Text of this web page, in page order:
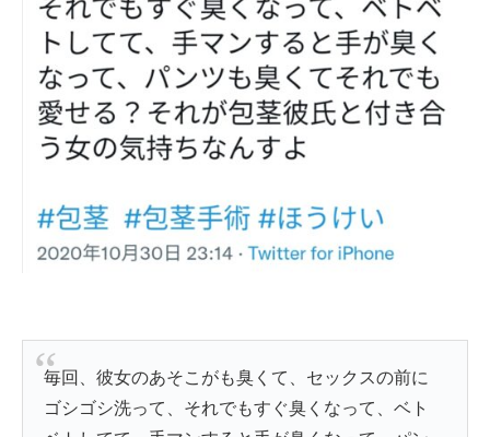
毎回、彼女のあそこがも臭くて、セックスの前に
ゴシゴシ洗って、それでもすぐ臭くなって、ベト